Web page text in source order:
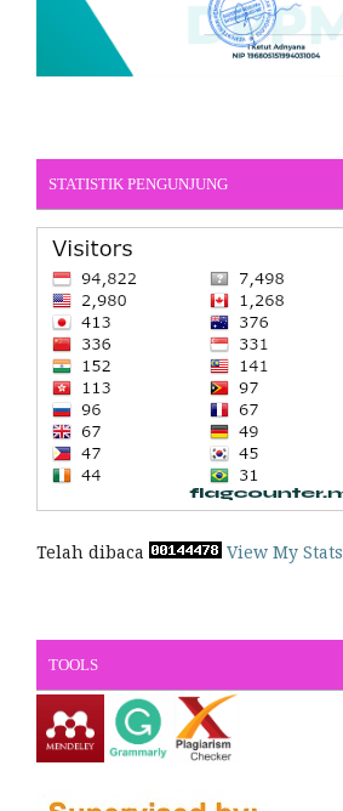
STATISTIK PENGUNJUNG
Telah dibaca View My Stats
TOOLS